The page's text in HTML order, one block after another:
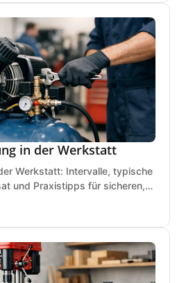
in der Werkstatt
Werkstatt: Intervalle, typische
und Praxistipps für sicheren,